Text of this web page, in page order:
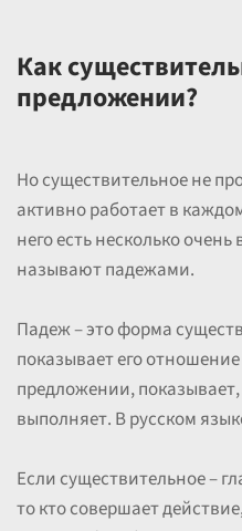
Как
предложении?
Но существительное не
активно работает в
него есть несколько
называют падежами.
Падеж – это форма
показывает его
предложении,
выполняет. В русском
Если существительное –
то кто совершает